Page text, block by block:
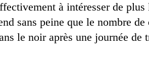
à intéresser de
sans peine que le nombre
le noir après une journée de